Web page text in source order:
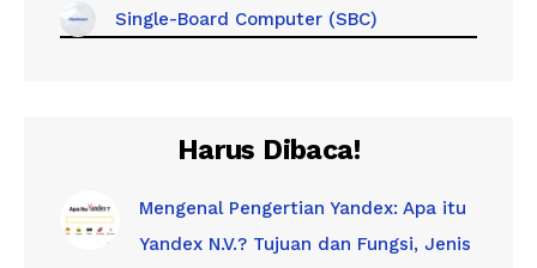
Single-Board Computer (SBC)
Harus Dibaca!
Mengenal Pengertian Yandex: Apa itu
Yandex N.V.? Tujuan dan Fungsi, Jenis